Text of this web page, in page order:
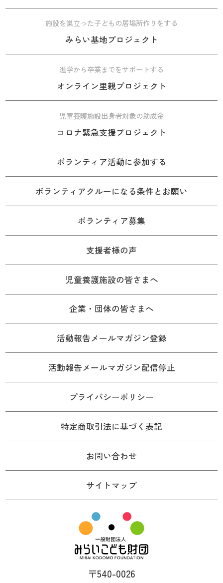
施設を巣立った子どもの居場所作りをする
みらい基地プロジェクト
進学から卒業までをサポートする
オンライン里親プロジェクト
児童養護施設出身者対象の助成金
コロナ緊急支援プロジェクト
ボランティア活動に参加する
ボランティアクルーになる条件とお願い
ボランティア募集
支援者様の声
児童養護施設の皆さまへ
企業・団体の皆さまへ
活動報告メールマガジン登録
活動報告メールマガジン配信停止
プライバシーポリシー
特定商取引法に基づく表記
お問い合わせ
サイトマップ
〒540-0026